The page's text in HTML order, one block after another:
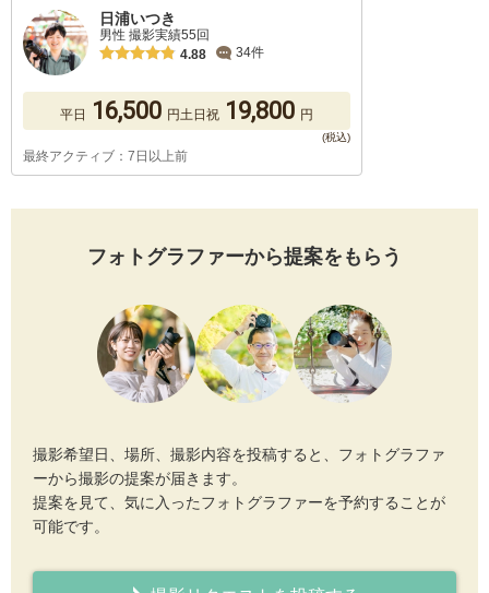
日浦いつき
男性 撮影実績55回
4.88
34件
平日 16,500 円土日祝 19,800 円
最終アクティブ：7日以上前
フォトグラファーから提案をもらう
撮影希望日、場所、撮影内容を投稿すると、フォトグラファ
ーから撮影の提案が届きます。
提案を見て、気に入ったフォトグラファーを予約することが
可能です。